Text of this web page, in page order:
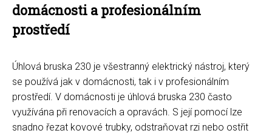
domácnosti a profesionálním
prostředí
Úhlová bruska 230 je všestranný elektrický nástroj, který
se používá jak v domácnosti, tak i v profesionálním
prostředí. V domácnosti je úhlová bruska 230 často
využívána při renovacích a opravách. S její pomocí lze
snadno řezat kovové trubky, odstraňovat rzi nebo ostřit